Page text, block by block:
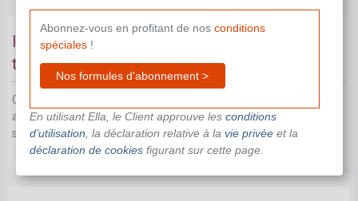
Indemnité complémentaire en cas de chômage
temporaire
Ce document n'est pas disponible dans le cadre de votre
abonnement actuel.Contactez-nouspour toute aide
supplémentaire.
Abonnez-vous en profitant de nos conditions
spéciales!
Nos formules d'abonnement >
En utilisant Ella, le Client approuve les conditions
d’utilisation , la déclaration relative à la vie privéeet la
déclaration de cookiesfigurant sur cette page.